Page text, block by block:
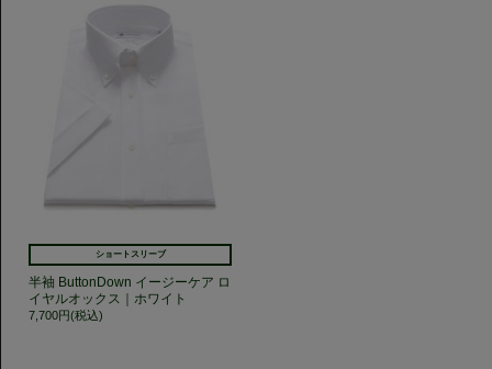
ショートスリーブ
半袖 ButtonDown イージーケア ロ
イヤルオックス｜ホワイト
7,700円(税込)